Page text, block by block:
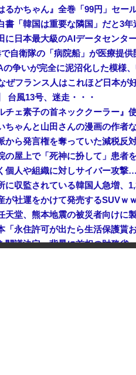
書「韓国は重要な隣国」だと3
台風13号、迷走・・・
チェ素子の首ネッククーラー』
の屋上で「死神に扮して」患者
個人や組織に対しサイバー攻撃
が社運をかけて発売するSUVｗ